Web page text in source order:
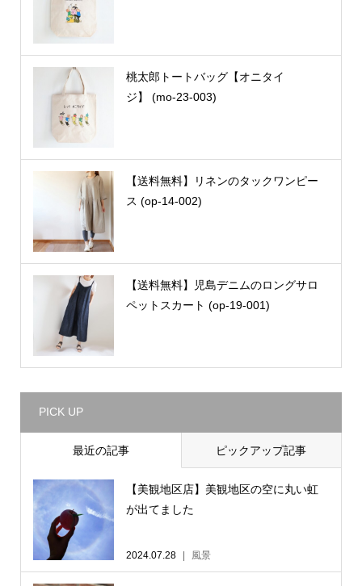
桃太郎トートバッグ【オニタイ
ジ】 (mo-23-003)
【送料無料】リネンのタックワンピー
ス (op-14-002)
【送料無料】児島デニムのロングサロ
ペットスカート (op-19-001)
PICK UP
最近の記事 ピックアップ記事
【美観地区店】美観地区の空に丸い虹
が出てました
2024.07.28 風景